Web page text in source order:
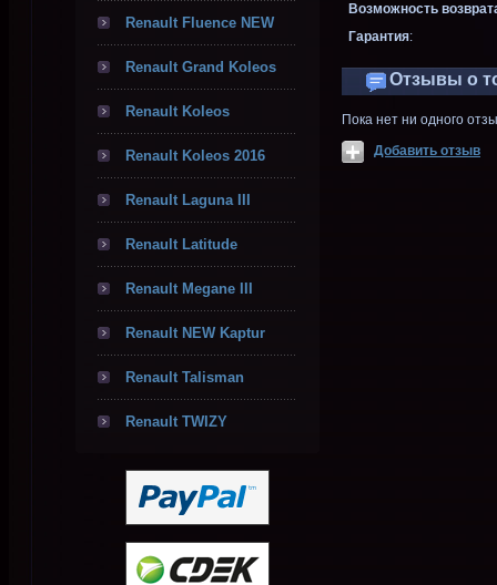
Renault Fluence NEW
Renault Grand Koleos
Renault Koleos
Renault Koleos 2016
Renault Laguna III
Renault Latitude
Renault Megane III
Renault NEW Kaptur
Renault Talisman
Renault TWIZY
Возможность
Гарантия:
Отзывы о
Пока нет ни одного
Добавить отзыв